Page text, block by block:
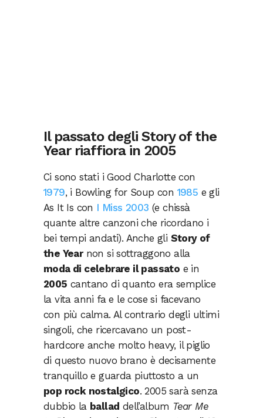
Il passato degli Story of the
Year riaffiora in 2005
Ci sono stati i Good Charlotte con
1979, i Bowling for Soup con 1985 e gli
As It Is con I Miss 2003 (e chissà
quante altre canzoni che ricordano i
bei tempi andati). Anche gli Story of
the Yearnon si sottraggono alla
moda di celebrare il passato e in
2005 cantano di quanto era semplice
la vita anni fa e le cose si facevano
con più calma. Al contrario degli ultimi
singoli, che ricercavano un post-
hardcore anche molto heavy, il piglio
di questo nuovo brano è decisamente
tranquillo e guarda piuttosto a un
pop rock nostalgico. 2005 sarà senza
dubbio la ballad dell’album Tear Me